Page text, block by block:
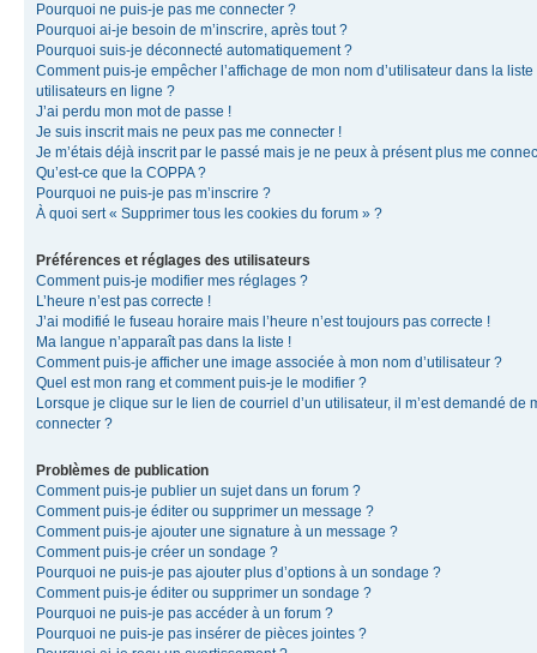
Pourquoi ne puis-je pas me connecter ?
Pourquoi ai-je besoin de m’inscrire, après tout ?
Pourquoi suis-je déconnecté automatiquement ?
Comment puis-je empêcher l’affichage de mon nom d’utilisateur dans la liste
utilisateurs en ligne ?
J’ai perdu mon mot de passe !
Je suis inscrit mais ne peux pas me connecter !
Je m’étais déjà inscrit par le passé mais je ne peux à présent plus me
Qu’est-ce que la COPPA ?
Pourquoi ne puis-je pas m’inscrire ?
À quoi sert « Supprimer tous les cookies du forum » ?
Préférences et réglages des utilisateurs
Comment puis-je modifier mes réglages ?
L’heure n’est pas correcte !
J’ai modifié le fuseau horaire mais l’heure n’est toujours pas correcte !
Ma langue n’apparaît pas dans la liste !
Comment puis-je afficher une image associée à mon nom d’utilisateur ?
Quel est mon rang et comment puis-je le modifier ?
Lorsque je clique sur le lien de courriel d’un utilisateur, il m’est demandé de
connecter ?
Problèmes de publication
Comment puis-je publier un sujet dans un forum ?
Comment puis-je éditer ou supprimer un message ?
Comment puis-je ajouter une signature à un message ?
Comment puis-je créer un sondage ?
Pourquoi ne puis-je pas ajouter plus d’options à un sondage ?
Comment puis-je éditer ou supprimer un sondage ?
Pourquoi ne puis-je pas accéder à un forum ?
Pourquoi ne puis-je pas insérer de pièces jointes ?